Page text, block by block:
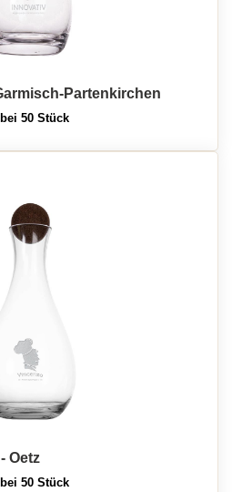
Partenkirchen
50 Stück
Oetz
50 Stück